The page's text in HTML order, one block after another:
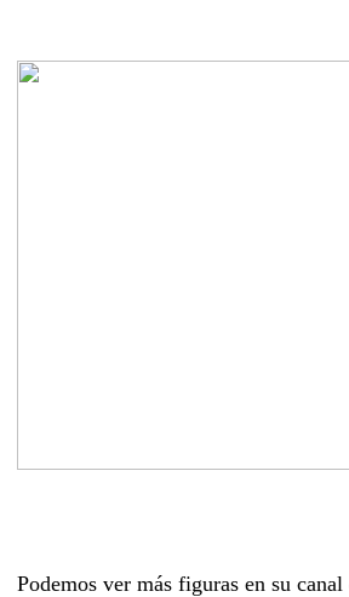
Podemos ver más figuras en su canal